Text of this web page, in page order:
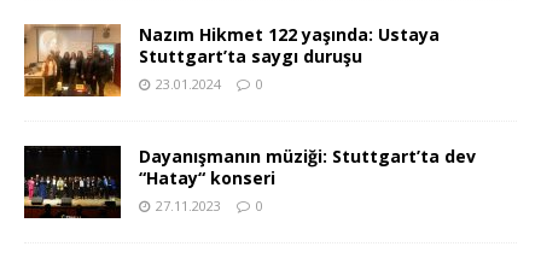
Nazım Hikmet 122 yaşında: Ustaya
Stuttgart’ta saygı duruşu
23.01.2024 0
Dayanışmanın müziği: Stuttgart’ta dev
“Hatay“ konseri
27.11.2023 0